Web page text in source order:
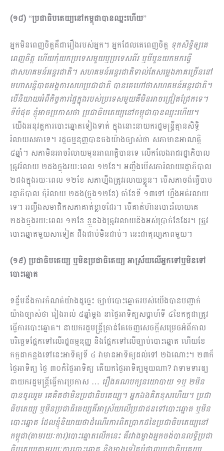
(១៨) “ប្រជាធិបតេយ្យនៅកម្ពុជាបានឈ្នះហើយ”
អ្នកមិនពេញចិត្តគឺជារឿងរបស់អ្នក។ អ្នកដែលគេពេញចិត្ត ទុកសិទ្ធិឲ្យគេ
ពេញចិត្ត ហើយកុំយកប្រទេសមួយឬប្រទេសពីរ ឬបីបួនយកមកធ្វើ
ជាសហគមន៍អន្តរជាតិ។ សហគមន៍អន្តរជាតិទាល់តែសម្លេងភាគច្រើននៅ
មហាសន្និបាតអង្គការសហប្រជាជាតិ បានគេហៅថាសហគមន៍អន្តរជាតិ។
បើនិយាយអំពីកិច្ចការផ្ទៃក្នុងរបស់ប្រ​ទេស​មួយគឺមិនអាចជ្រៀតជ្រែកទេ។
ទីបំផុត ខ្ញុំអាចប្រកាសថា ប្រជាធិបតេយ្យនៅកម្ពុជាបានឈ្នះហើយ។
យើងអនុវត្តការបោះឆ្នោតទៀងទាត់ ក្នុងនោះនាយករដ្ឋមន្រ្តីគ្មានសិទ្ធិ
រំលាយសភាទេ។ រដ្ឋធម្មនុញ្ញបានចងយ៉ាងច្បាស់ថា សភាមានអាណត្តិ
៥ឆ្នាំ។ សភាមិនអាចរំលាយមុនអាណត្តិបានទេ លើកលែងរាជរដ្ឋាភិបាល
ត្រូវរំលាយ ២ដងក្នុងរយៈពេល ១២ខែ។ អញ្ចឹងបើសភារំលាយរដ្ឋាភិបាល
២ដងក្នុងរយៈពេល ១២ខែ សភាហ្នឹងត្រូវរលាយខ្លួន។ បើសភាចង់ធ្វើបាប
រដ្ឋាភិបាល កុំរំលាយ ២ដង(ក្នុង១២ខែ) ចាំខែទី ១៣ទៅ ហ្នឹងអត់រលាយ
ទេ។ អញ្ចឹងសមាជិកសភាគាត់ខ្លាចដែរ។ បើគាត់ហ៊ានបោះរំលាយគេ
២ដងក្នុងរយៈពេល ១២ខែ ខ្លួនឯងត្រូវរលាយនិងអស់ប្រាក់ខែដែរ។ ត្រូវ
បោះឆ្នោតមួយសាទៀត ដឹងជាប់មិនជាប់។ នេះជាតុល្យភាពមួយ។
(១៩) ប្រជាធិបតេយ្យ ឬមិនប្រជាធិតេយ្យ អាស្រ័យលើអ្នកទៅឬមិនទៅ
បោះឆ្នោត
ទន្ទឹមនឹងការកំណត់យ៉ាងដូច្នេះ ច្បាប់បោះឆ្នោតរបស់យើងបានបញ្ជាក់
យ៉ាងច្បាស់ថា រៀងរាល់ ៥ឆ្នាំម្តង នាថ្ងៃអាទិត្យសប្តាហ៍ទី ៤ខែកក្កដាត្រូវ
ធ្វើការបោះឆ្នោត។ នាយករដ្ឋមន្រ្តីគ្រាន់តែចេញសេចក្តីសម្រេចអំពីកាល
បរិច្ឆេទផ្អែកទៅលើរដ្ឋធម្មនុញ្ញ និងផ្អែកទៅលើច្បាប់បោះឆ្នោត ហើយខែ
កក្កដាកន្លងទៅនេះអាទិត្យទី ៤ វាមានអាទិត្យដល់ទៅ ២ឯណោះ។ ២៣ក៏
ថ្ងៃអាទិត្យ ថ្ងៃ ៣០ក៏ថ្ងៃអាទិត្យ តើយកថ្ងៃអាទិត្យមួយណា? វាទាមទារឲ្យ
នាយករដ្ឋមន្រ្តីធ្វើការប្រកាស … រឿងគណបក្សនយោបាយ ១ឬ ២មិន
បានចូលរួម គេគិតថាមិនប្រជាធិបតេយ្យ។ អ្នកឯងគិតខុសហើយ។ ប្រជា
ធិបតេយ្យ ឬមិនប្រជាធិតេយ្យគឺអាស្រ័យលើប្រជាជនទៅបោះឆ្នោត ឬមិន
បោះឆ្នោត ដែលខ្ញុំនិយាយថាដំណើរការពិតប្រាកដនៃប្រជាធិបតេយ្យនៅ
កម្ពុជា(តាមរយៈការ)បោះឆ្នោតលើកនេះ គឺរវាងម្ខាងអ្នកចង់បានលទ្ធិប្រជា